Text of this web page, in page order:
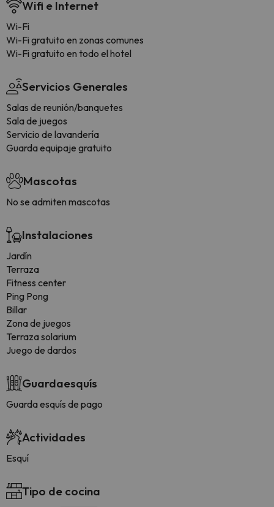
Wifi e Internet
Wi-Fi
Wi-Fi gratuito en zonas comunes
Wi-Fi gratuito en todo el hotel
Servicios Generales
Salas de reunión/banquetes
Sala de juegos
Servicio de lavandería
Guarda equipaje gratuito
Mascotas
No se admiten mascotas
Instalaciones
Jardín
Terraza
Fitness center
Ping Pong
Billar
Zona de juegos
Terraza solarium
Juego de dardos
Guardaesquís
Guarda esquís de pago
Actividades
Esquí
Tipo de cocina